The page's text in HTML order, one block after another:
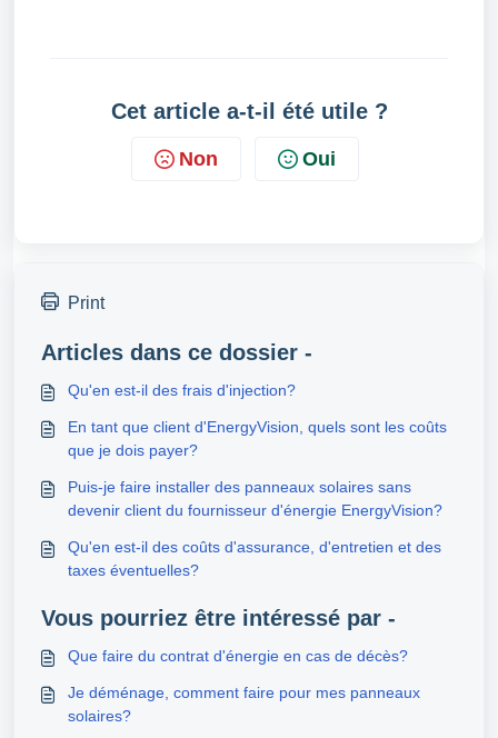
Cet article a-t-il été utile ?
Non Oui
Print
Articles dans ce dossier -
Qu'en est-il des frais d'injection?
En tant que client d'EnergyVision, quels sont les coûts
que je dois payer?
Puis-je faire installer des panneaux solaires sans
devenir client du fournisseur d'énergie EnergyVision?
Qu'en est-il des coûts d'assurance, d'entretien et des
taxes éventuelles?
Vous pourriez être intéressé par -
Que faire du contrat d'énergie en cas de décès?
Je déménage, comment faire pour mes panneaux
solaires?